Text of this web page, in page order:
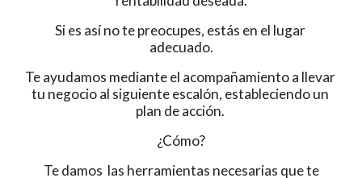
Si es así no te preocupes, estás en el lugar
adecuado.
Te ayudamos mediante el acompañamiento a llevar
tu negocio al siguiente escalón, estableciendo un
plan de acción.
¿Cómo?